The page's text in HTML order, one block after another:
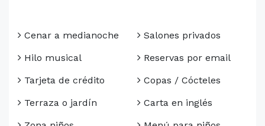
Cenar a medianoche
Hilo musical
Tarjeta de crédito
Terraza o jardín
Salones privados
Reservas por email
Copas / Cócteles
Carta en inglés